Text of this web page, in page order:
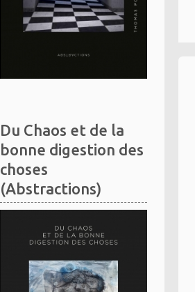
Du Chaos et de la
bonne digestion des
choses
(Abstractions)